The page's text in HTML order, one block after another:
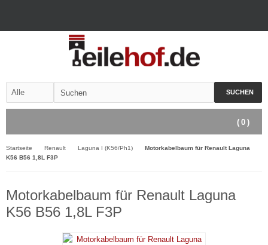
SUCHEN
( 0 )
Startseite Renault Laguna I (K56/Ph1)
Motorkabelbaum für Renault Laguna
K56 B56 1,8L F3P
Motorkabelbaum für Renault Laguna
K56 B56 1,8L F3P